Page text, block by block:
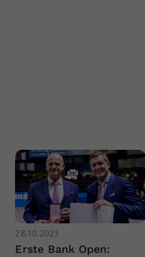
28.10.2023
Erste Bank Open: